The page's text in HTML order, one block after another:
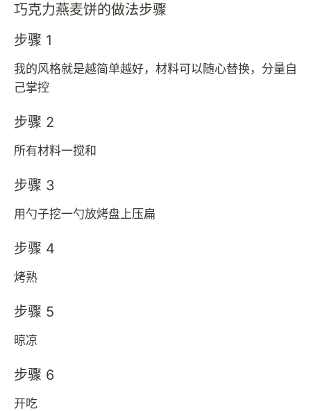
巧克力燕麦饼的做法步骤
步骤 1
我的风格就是越简单越好，材料可以随心替换，分量自
己掌控
步骤 2
所有材料一搅和
步骤 3
用勺子挖一勺放烤盘上压扁
步骤 4
烤熟
步骤 5
晾凉
步骤 6
开吃